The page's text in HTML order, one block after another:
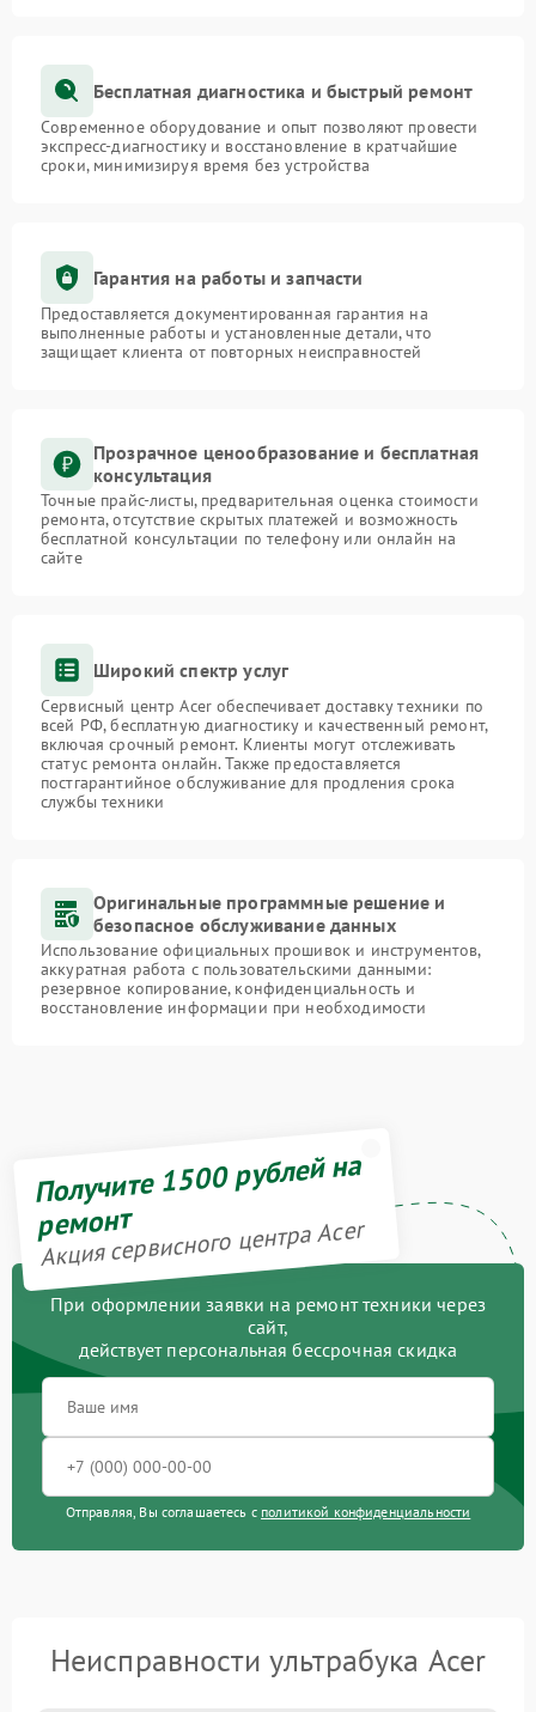
Бесплатная диагностика и быстрый ремонт
Современное оборудование и опыт позволяют провести
экспресс-диагностику и восстановление в кратчайшие
сроки, минимизируя время без устройства
Гарантия на работы и запчасти
Предоставляется документированная гарантия на
выполненные работы и установленные детали, что
защищает клиента от повторных неисправностей
Прозрачное ценообразование и бесплатная
консультация
Точные прайс-листы, предварительная оценка стоимости
ремонта, отсутствие скрытых платежей и возможность
бесплатной консультации по телефону или онлайн на
сайте
Широкий спектр услуг
Сервисный центр Acer обеспечивает доставку техники по
всей РФ, бесплатную диагностику и качественный ремонт,
включая срочный ремонт. Клиенты могут отслеживать
статус ремонта онлайн. Также предоставляется
постгарантийное обслуживание для продления срока
службы техники
Оригинальные программные решение и
безопасное обслуживание данных
Использование официальных прошивок и инструментов,
аккуратная работа с пользовательскими данными:
резервное копирование, конфиденциальность и
восстановление информации при необходимости
Получите 1500 рублей на
ремонт
Акция сервисного центра Acer
При оформлении заявки на ремонт техники через
сайт,
действует персональная бессрочная скидка
Отправляя, Вы соглашаетесь с политикой конфиденциальности
Неисправности ультрабука Acer